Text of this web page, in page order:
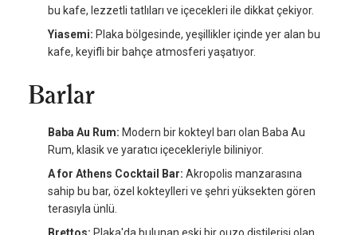
bu kafe, lezzetli tatlıları ve içecekleri ile dikkat çekiyor.
Yiasemi: Plaka bölgesinde, yeşillikler içinde yer alan bu
kafe, keyifli bir bahçe atmosferi yaşatıyor.
Barlar
Baba Au Rum: Modern bir kokteyl barı olan Baba Au
Rum, klasik ve yaratıcı içecekleriyle biliniyor.
A for Athens Cocktail Bar: Akropolis manzarasına
sahip bu bar, özel kokteylleri ve şehri yüksekten gören
terasıyla ünlü.